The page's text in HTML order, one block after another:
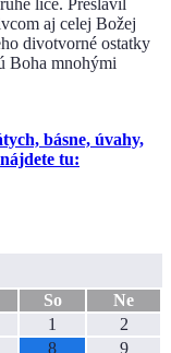
líce. Preslávil
aj celej Božej
divotvorné ostatky
Boha mnohými
básne, úvahy,
tu:
So
Ne
1
2
8
9